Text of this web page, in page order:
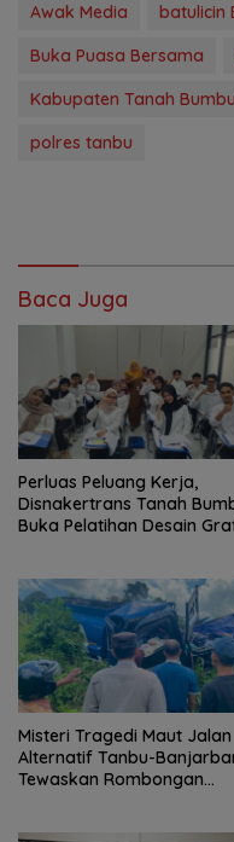
Awak Media
batulicin
Buka Puasa Bersama
Kabupaten Tanah Bumbu
polres tanbu
Baca Juga
Perluas Peluang Kerja,
Disnakertrans Tanah
Buka Pelatihan Desain
Misteri Tragedi Maut Jalan
Alternatif Tanbu-
Tewaskan Rombongan